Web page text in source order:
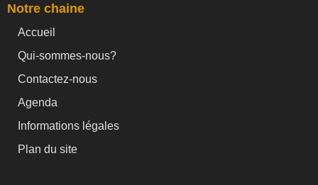
Notre chaine
Accueil
Qui-sommes-nous?
Contactez-nous
Agenda
Informations légales
Plan du site